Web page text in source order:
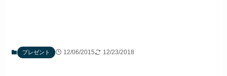
プレゼント 12/06/2015 12/23/2018